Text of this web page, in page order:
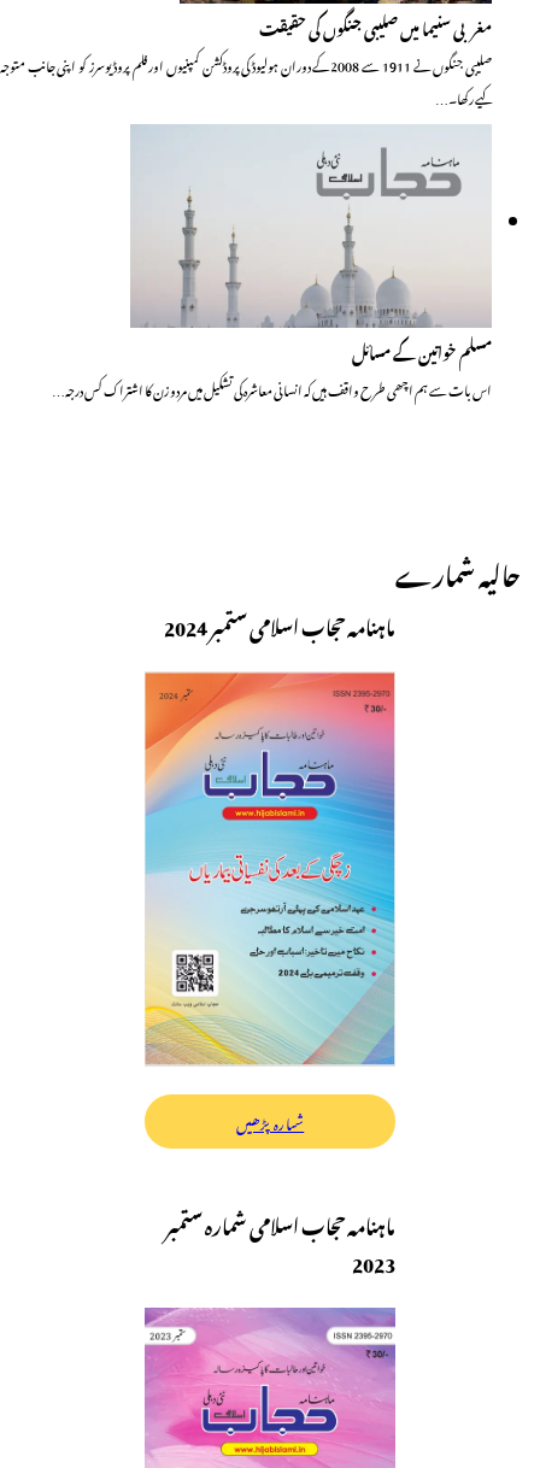
مغربی سنیما میں صلیبی جنگوں کی حقیقت
صلیبی جنگوں نے 1911 سے 2008کے دوران ہولیوڈ کی پروڈکشن کمپنیوں اور فلم پروڈیوسرز کو اپنی جانب متوجہ
کیے رکھا۔…
مسلم خواتین کے مسائل
اس بات سے ہم اچھی طرح واقف ہیں کہ انسانی معاشرہ کی تشکیل میں مردو زن کا اشتراک کس درجہ…
حالیہ شمارے
ماہنامہ حجاب اسلامی ستمبر 2024
شمارہ پڑھیں
ماہنامہ حجاب اسلامی شمارہ ستمبر
2023